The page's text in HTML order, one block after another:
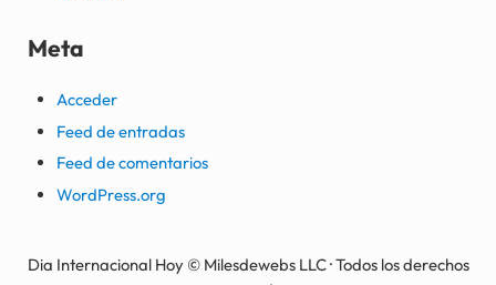
Meta
Acceder
Feed de entradas
Feed de comentarios
WordPress.org
Dia Internacional Hoy © Milesdewebs LLC · Todos los derechos